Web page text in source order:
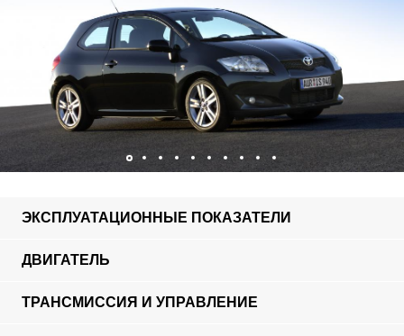
ЭКСПЛУАТАЦИОННЫЕ ПОКАЗАТЕЛИ
ДВИГАТЕЛЬ
ТРАНСМИССИЯ И УПРАВЛЕНИЕ